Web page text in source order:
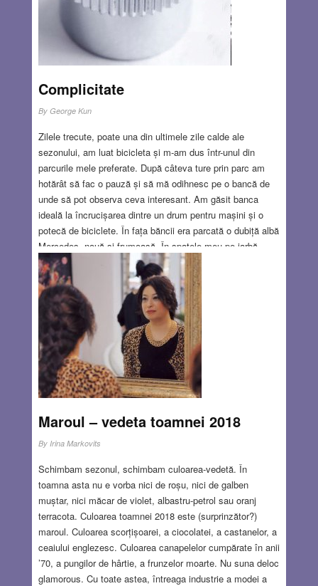
Complicitate
By George Kun
Zilele trecute, poate una din ultimele zile calde ale
sezonului, am luat bicicleta și m-am dus într-unul din
parcurile mele preferate. După câteva ture prin parc am
hotărât să fac o pauză și să mă odihnesc pe o bancă de
unde să pot observa ceva interesant. Am găsit banca
ideală la încrucișarea dintre un drum pentru mașini și o
potecă de biciclete. În fața băncii era parcată o dubiță albă
Mercedes, nouă și frumoasă. În spatele meu pe iarbă
stătea o familie mare de pakistanezi, un bărbat mai în
vârstă cu turban, o femeie mult mai tânără cu hijab, o fată
de vreo 11 ani și trei băieți de vreo 10, 8 și 5 ani. Stăteau
cu toții în cerc și patriarhul citea încet dar emfatic din
Coran. Toată familia părea să-l asculte, doar cel mic se
foia plictisit. Eram curios cât timp patriarhul va fi în stare
să le mențină atenția fără admonestări sau violență
verbală sau fizică. Cel mic era tot mai nervos. Era clar că
nu avea răbdare să asculte poveștile sau versurile pe care
oricum nu le înțelegea.
Maroul – vedeta toamnei 2018
By Irina Markovits
Schimbam sezonul, schimbam culoarea-vedetă. În
toamna asta nu e vorba nici de roșu, nici de galben
muștar, nici măcar de violet, albastru-petrol sau oranj
terracota. Culoarea toamnei 2018 este (surprinzător?)
maroul. Culoarea scorțișoarei, a ciocolatei, a castanelor, a
ceaiului englezesc. Culoarea canapelelor cumpărate în anii
’70, a pungilor de hârtie, a frunzelor moarte. Nu suna deloc
glamorous. Cu toate astea, întreaga industrie a modei a